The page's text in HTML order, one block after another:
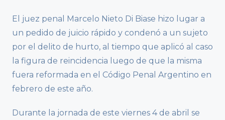
El juez penal Marcelo Nieto Di Biase hizo lugar a
un pedido de juicio rápido y condenó a un sujeto
por el delito de hurto, al tiempo que aplicó al caso
la figura de reincidencia luego de que la misma
fuera reformada en el Código Penal Argentino en
febrero de este año.
Durante la jornada de este viernes 4 de abril se